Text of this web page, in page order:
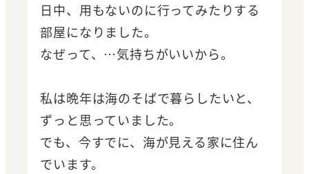
日中、用もないのに行ってみたりする
部屋になりました。
なぜって、…気持ちがいいから。
私は晩年は海のそばで暮らしたいと、
ずっと思っていました。
でも、今すでに、海が見える家に住ん
でいます。